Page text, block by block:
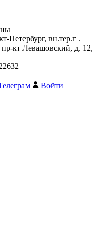
Петербург, вн.тер.г .
кт Левашовский, д. 12,
Войти